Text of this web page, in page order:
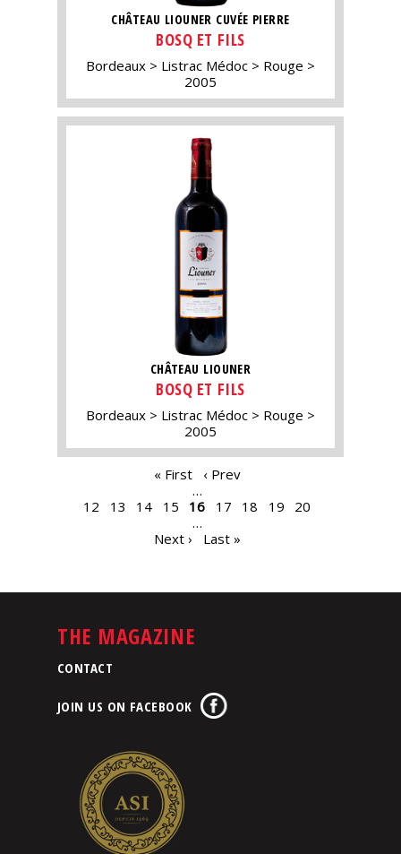
CHÂTEAU LIOUNER CUVÉE PIERRE
BOSQ ET FILS
Bordeaux Listrac Médoc
Rouge
2005
CHÂTEAU LIOUNER
BOSQ ET FILS
Bordeaux Listrac Médoc
Rouge
2005
« First
‹ Prev
…
12
13 14 15 16 17 18 19
20
…
Next ›
Last »
THE MAGAZINE
CONTACT
JOIN US ON FACEBOOK